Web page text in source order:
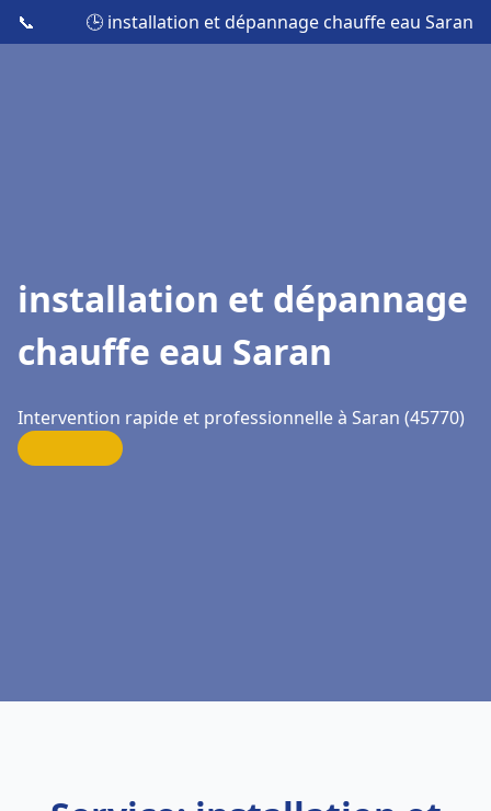
📞 🕒 installation et dépannage chauffe eau Saran
installation et dépannage
chauffe eau Saran
Intervention rapide et professionnelle à Saran (45770)